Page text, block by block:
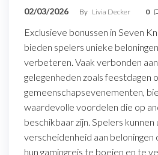
02/03/2026 By Livia Decker 0
Exclusieve bonussen in Seven
bieden spelers unieke
verbeteren. Vaak verbonden
gelegenheden zoals feestdagen
gemeenschapsevenementen,
waardevolle voordelen die op
beschikbaar zijn. Spelers
verscheidenheid aan
hun gamingreis te boeien en te